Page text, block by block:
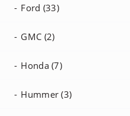
Ford (33)
GMC (2)
Honda (7)
Hummer (3)